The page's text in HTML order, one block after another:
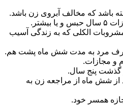
باشد که مخالف آبروی زن باشد.
مشروبات الکلی که به زندگی آسیب
مرد به مدت شش ماه پشت هم.
و مجازات.
گذشت پنج سال.
از شش ماه از مراجعه زن به
همسر خود.